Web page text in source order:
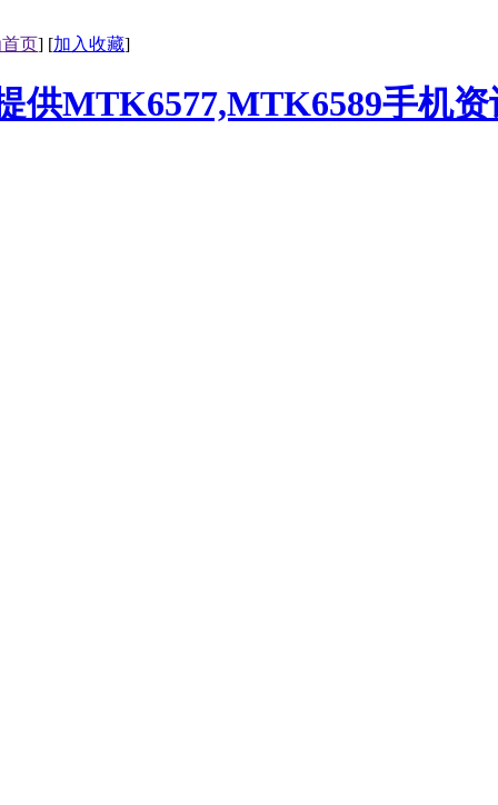
页] [加入收藏]